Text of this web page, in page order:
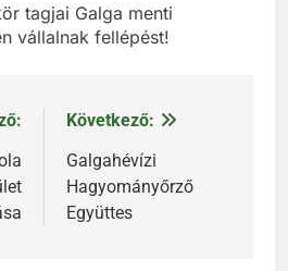
tagjai Galga menti
vállalnak fellépést!
Következő:
Galgahévízi
Hagyományőrző
Együttes